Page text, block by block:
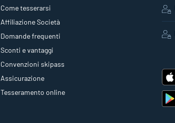
Come tesserarsi
Affiliazione Società
Domande frequenti
Sconti e vantaggi
Convenzioni skipass
Assicurazione
Tesseramento online